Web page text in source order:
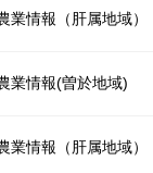
業情報（肝属地域）
業情報(曽於地域)
業情報（肝属地域）